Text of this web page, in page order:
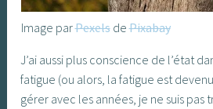
Image parPexelsdePixabay
J’ai aussi plus conscience de l’état
fatigue (ou alors, la fatigue est
gérer avec les années, je ne suis pas